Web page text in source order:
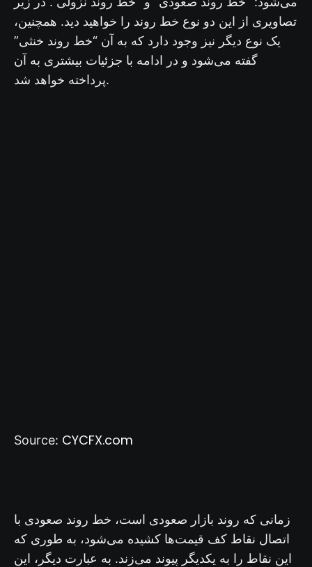
تصاویری از این دو نوع خط روند را خواهید دید. همچنین،
یک نوع دیگر نیز وجود دارد که به آن “خط روند خنثی”
گفته می‌شود و در ادامه با جزئیات بیشتری به آن
پرداخته خواهد شد.
Source: CYCFX.com
زمانی که روند بازار صعودی است، خط روند صعودی با
اتصال نقاط کف قیمت‌ها کشیده می‌شود، به طوری که
این نقاط را به یکدیگر پیوند می‌زند. به عبارت دیگر، این